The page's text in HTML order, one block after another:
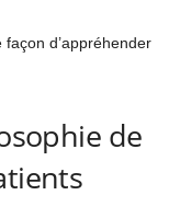
d’appréhender
de